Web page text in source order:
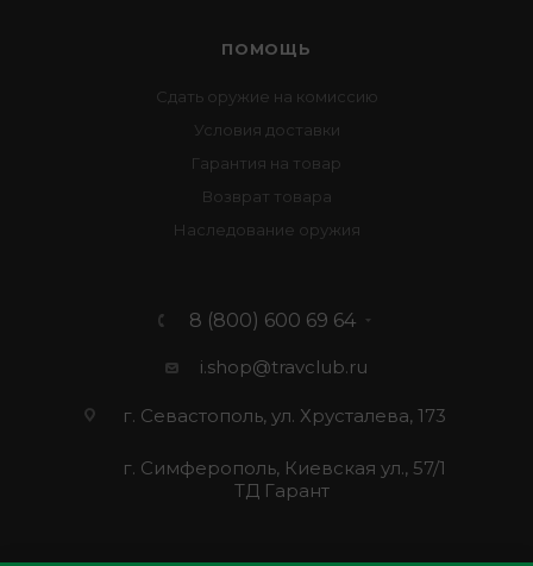
ПОМОЩЬ
Сдать оружие на комиссию
Условия доставки
Гарантия на товар
Возврат товара
Наследование оружия
8 (800) 600 69 64
i.shop@travclub.ru
г. Севастополь, ул. Хрусталева, 173
г. Симферополь, Киевская ул., 57/1
ТД Гарант